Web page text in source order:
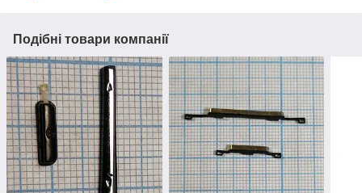
Подібні товари компанії